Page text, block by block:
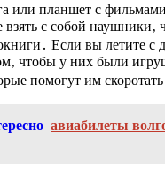
или планшет с
взять с собой наушники‚
Если вы летите с
чтобы у них были
помогут им
авиабилеты